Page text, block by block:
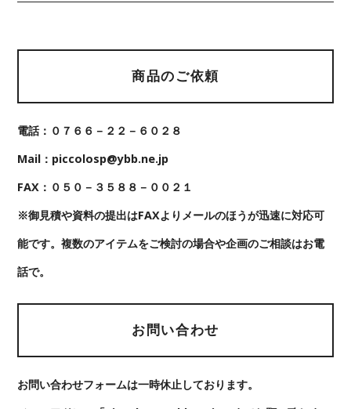
商品のご依頼
電話：０７６６－２２－６０２８
Mail：piccolosp@ybb.ne.jp
FAX：０５０－３５８８－００２１
※御見積や資料の提出はFAXよりメールのほうが迅速に対応可
能です。複数のアイテムをご検討の場合や企画のご相談はお電
話で。
お問い合わせ
お問い合わせフォームは一時休止しております。